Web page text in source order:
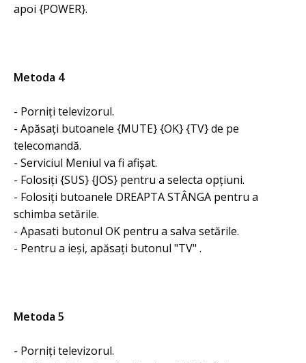
apoi {POWER}.
Metoda 4
- Porniți televizorul.
- Apăsați butoanele {MUTE} {OK} {TV} de pe
telecomandă.
- Serviciul Meniul va fi afișat.
- Folosiți {SUS} {JOS} pentru a selecta opțiuni.
- Folosiți butoanele DREAPTA STÂNGA pentru a
schimba setările.
- Apasati butonul OK pentru a salva setările.
- Pentru a ieși, apăsați butonul "TV" .
Metoda 5
- Porniți televizorul.